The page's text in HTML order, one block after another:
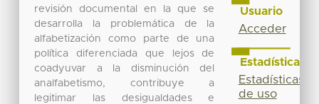
revisión documental en la que se
desarrolla la problemática de la
alfabetización como parte de una
política diferenciada que lejos de
coadyuvar a la disminución del
analfabetismo, contribuye a
legitimar las desigualdades e
Usuario
Acceder
Estadísticas
Estadísticas
de uso